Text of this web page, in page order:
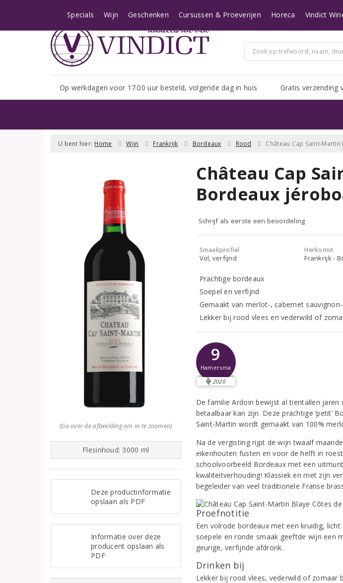
Op werkdagen voor 17.00 uur besteld, volgende dag in huis Gratis verzending
Specials Wijn Geschenken Cursussen & Proeverijen Horeca Vindict
U bent hier: Home Wijn Frankrijk Bordeaux Rood Château Cap Saint-
(Ga over de afbeelding om in te zoomen)
Flesinhoud: 3000 ml
Deze productinformatie
opslaan als PDF
Informatie over deze
producent opslaan als
PDF
Château Cap
Bordeaux
Schrijf als eerste een beoordeling
Smaakprofiel
Vol, verfijnd
Herkomst
Frankrijk -
Prachtige bordeaux
Soepel en verfijnd
Gemaakt van merlot-, cabernet
Lekker bij rood vlees en vederwild of
9
Hamersma
2020
De familie Ardoin bewijst al tientallen jaren
betaalbaar kan zijn. Deze prachtige ‘petit’
Saint-Martin wordt gemaakt van 100%
Na de vergisting rijpt de wijn twaalf
eikenhouten fusten en voor de helft in
schoolvoorbeeld Bordeaux met een
kwaliteitverhouding! Klassiek en met zijn
begeleider van veel traditionele Franse
Proefnotitie
Een volrode bordeaux met een kruidig,
soepele en ronde smaak geeftde wijn een
geurige, verfijnde afdronk.
Drinken bij
Lekker bij rood vlees, vederwild of zomaar